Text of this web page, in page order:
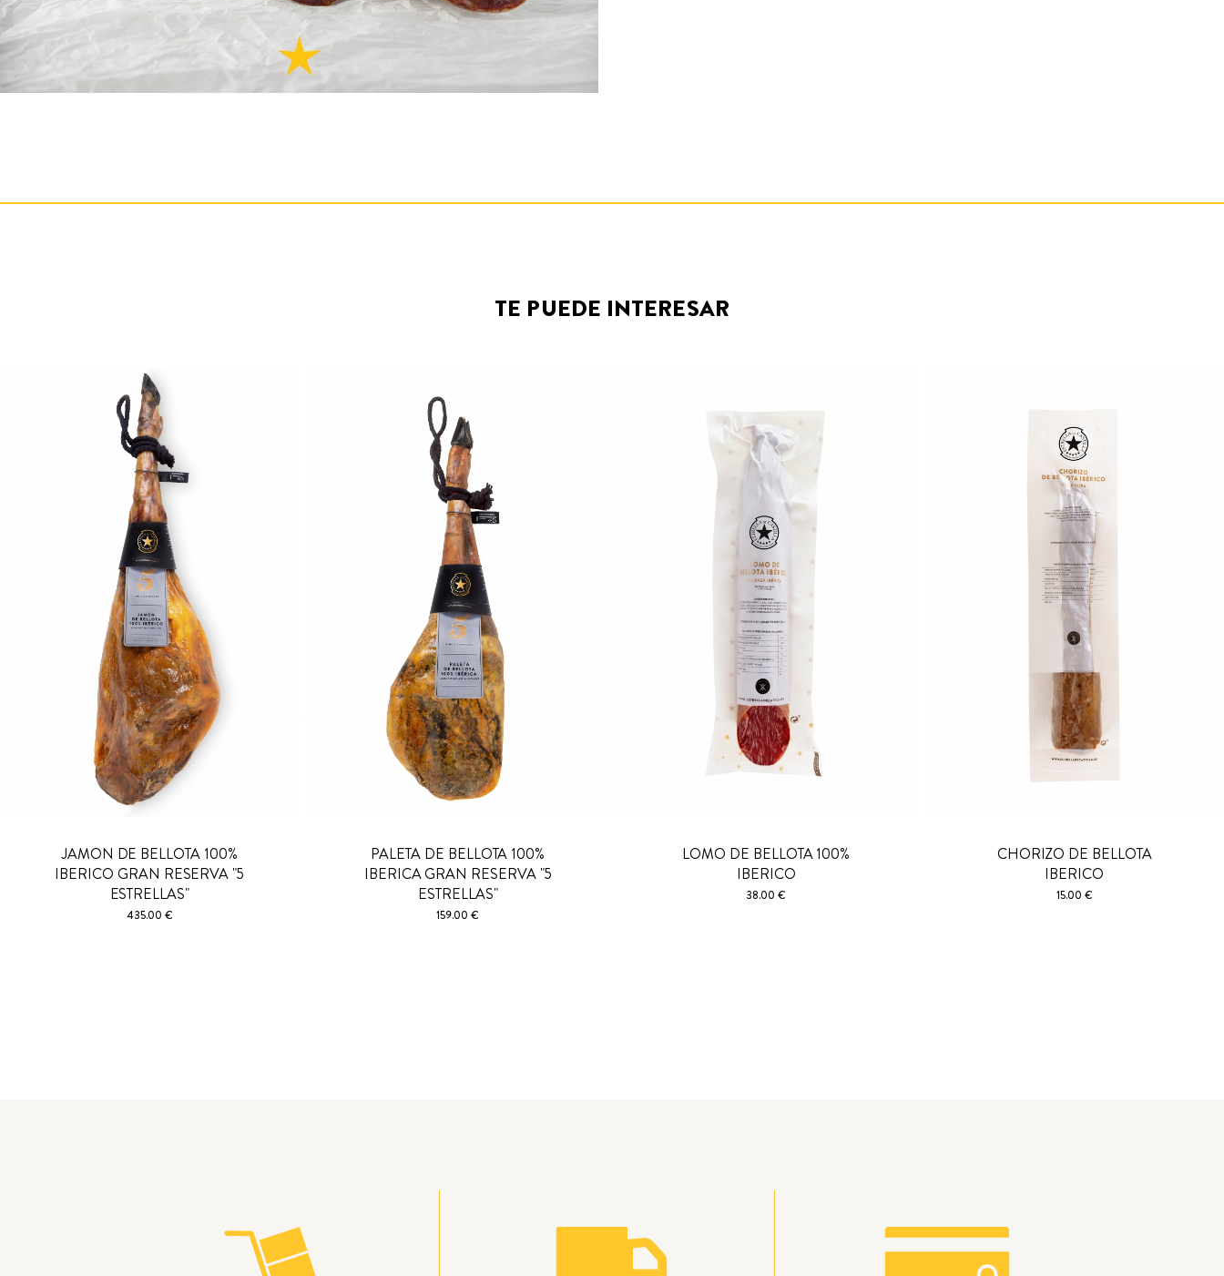
TE PUEDE INTERESAR
JAMON DE BELLOTA 100%
IBERICO GRAN RESERVA "5
ESTRELLAS"
435.00 €
PALETA DE BELLOTA 100%
IBERICA GRAN RESERVA "5
ESTRELLAS"
159.00 €
LOMO DE BELLOTA 100%
IBERICO
38.00 €
CHORIZO DE BELLOTA
IBERICO
15.00 €